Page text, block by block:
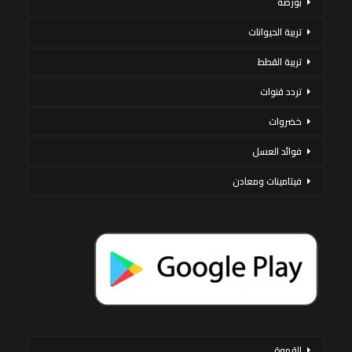
تربية الحيوانات
تربية القطط
تردد قنوات
خضروات
فوائد العسل
فيتامينات ومعادن